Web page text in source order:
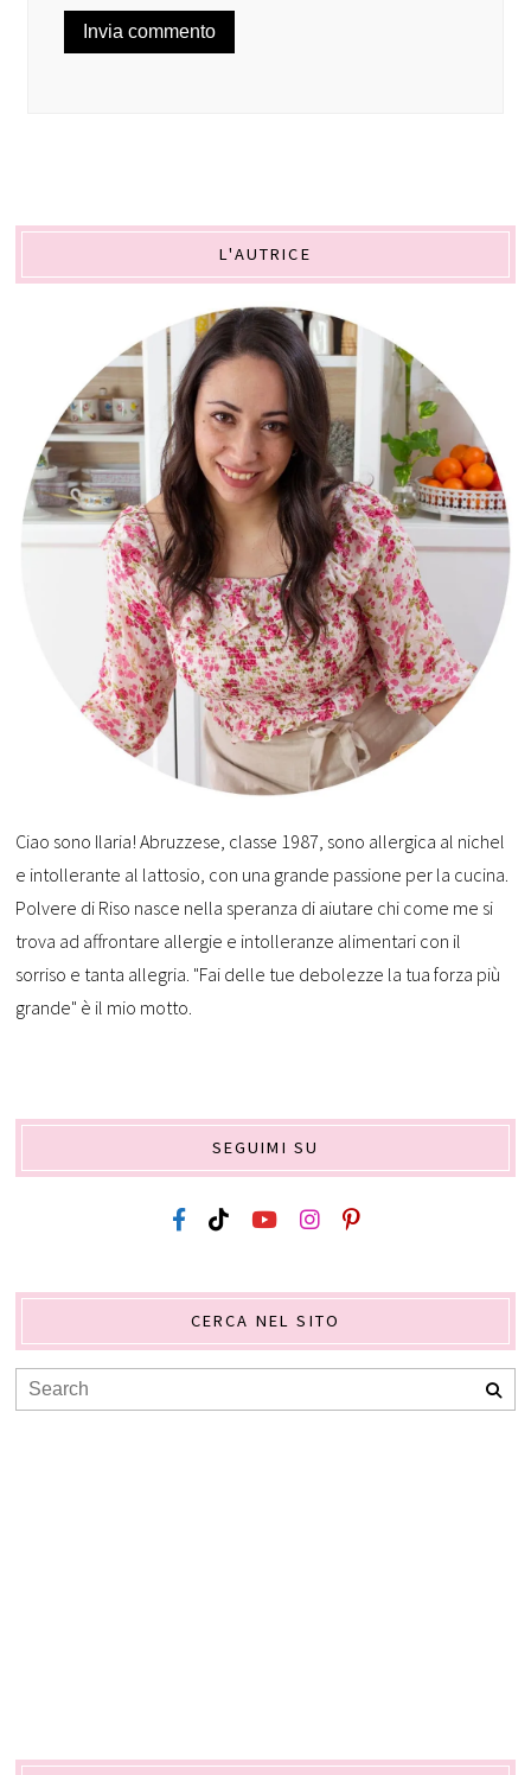
L'AUTRICE
Ciao sono Ilaria! Abruzzese, classe 1987, sono allergica al nichel
e intollerante al lattosio, con una grande passione per la cucina.
Polvere di Riso nasce nella speranza di aiutare chi come me si
trova ad affrontare allergie e intolleranze alimentari con il
sorriso e tanta allegria. "Fai delle tue debolezze la tua forza più
grande" è il mio motto.
SEGUIMI SU
CERCA NEL SITO